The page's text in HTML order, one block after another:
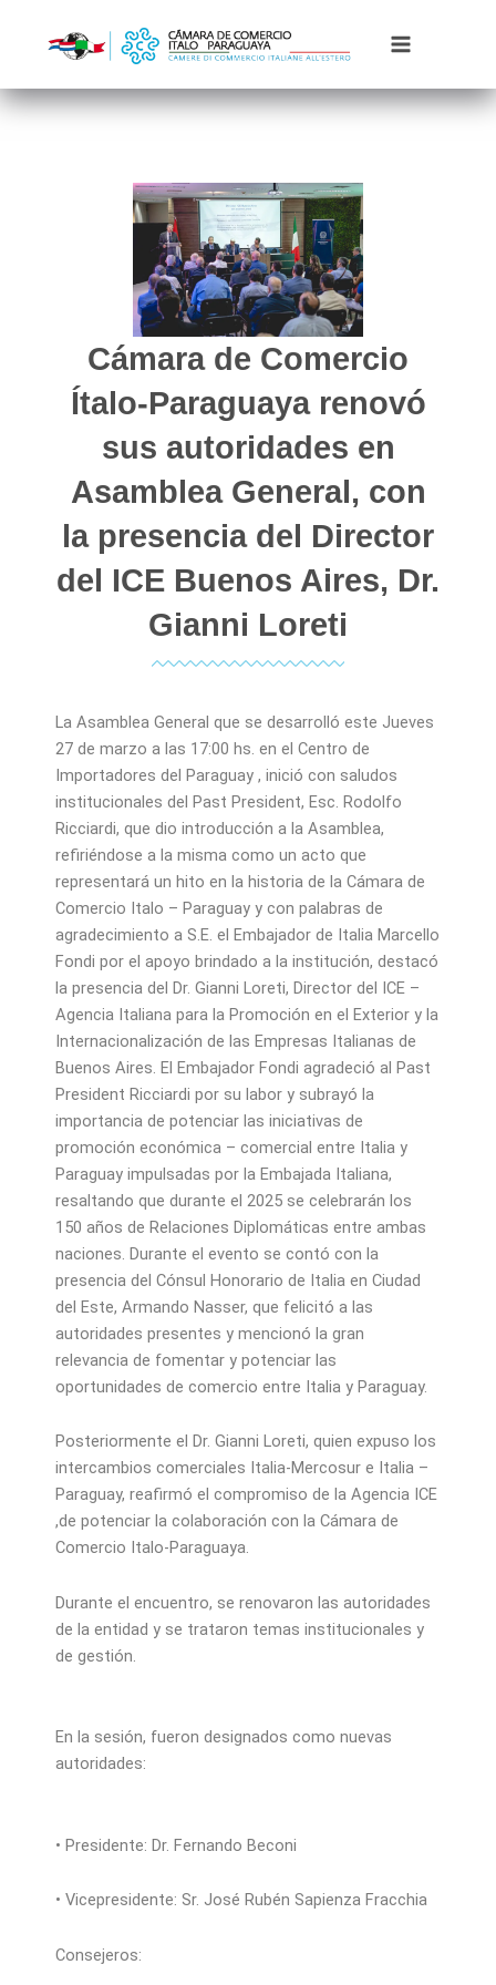
Cámara de Comercio
Ítalo-Paraguaya renovó
sus autoridades en
Asamblea General, con
la presencia del Director
del ICE Buenos Aires, Dr.
Gianni Loreti
La Asamblea General que se desarrolló este Jueves
27 de marzo a las 17:00 hs. en el Centro de
Importadores del Paraguay , inició con saludos
institucionales del Past President, Esc. Rodolfo
Ricciardi, que dio introducción a la Asamblea,
refiriéndose a la misma como un acto que
representará un hito en la historia de la Cámara de
Comercio Italo – Paraguay y con palabras de
agradecimiento a S.E. el Embajador de Italia Marcello
Fondi por el apoyo brindado a la institución, destacó
la presencia del Dr. Gianni Loreti, Director del ICE –
Agencia Italiana para la Promoción en el Exterior y la
Internacionalización de las Empresas Italianas de
Buenos Aires. El Embajador Fondi agradeció al Past
President Ricciardi por su labor y subrayó la
importancia de potenciar las iniciativas de
promoción económica – comercial entre Italia y
Paraguay impulsadas por la Embajada Italiana,
resaltando que durante el 2025 se celebrarán los
150 años de Relaciones Diplomáticas entre ambas
naciones. Durante el evento se contó con la
presencia del Cónsul Honorario de Italia en Ciudad
del Este, Armando Nasser, que felicitó a las
autoridades presentes y mencionó la gran
relevancia de fomentar y potenciar las
oportunidades de comercio entre Italia y Paraguay.
Posteriormente el Dr. Gianni Loreti, quien expuso los
intercambios comerciales Italia-Mercosur e Italia –
Paraguay, reafirmó el compromiso de la Agencia ICE
,de potenciar la colaboración con la Cámara de
Comercio Italo-Paraguaya.
Durante el encuentro, se renovaron las autoridades
de la entidad y se trataron temas institucionales y
de gestión.
En la sesión, fueron designados como nuevas
autoridades:
• Presidente: Dr. Fernando Beconi
• Vicepresidente: Sr. José Rubén Sapienza Fracchia
Consejeros: